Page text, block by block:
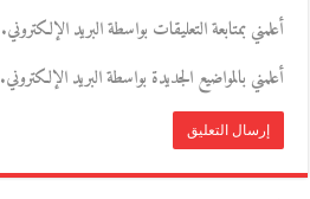
أعلمني بمتابعة التعليقات بواسطة البريد الإلكتروني.
أعلمني بالمواضيع الجديدة بواسطة البريد الإلكتروني.